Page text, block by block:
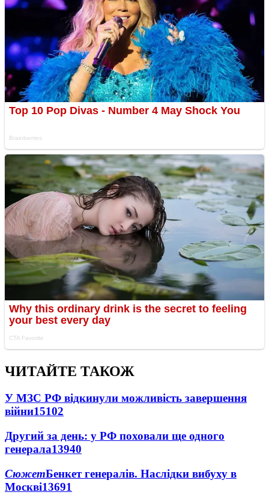
ЧИТАЙТЕ ТАКОЖ
У МЗС РФ відкинули можливість завершення
війни15102
Другий за день: у РФ поховали ще одного
генерала13940
СюжетБенкет генералів. Наслідки вибуху в
Москві13691